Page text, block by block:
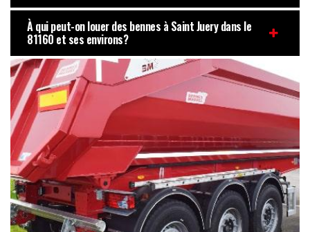
À qui peut-on louer des bennes à Saint Juery dans le
81160 et ses environs?